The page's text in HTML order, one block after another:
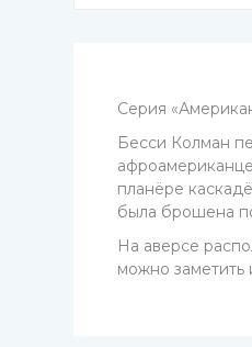
Серия
Бесси Колман
планёре
была брошена
На аверсе
можно заметить